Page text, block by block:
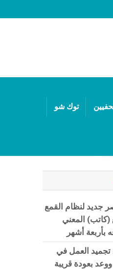
توك شو
جديد لنظام القمع
المعني
بأربعة أشهر
تجميد العمل في
بعودة قريبة